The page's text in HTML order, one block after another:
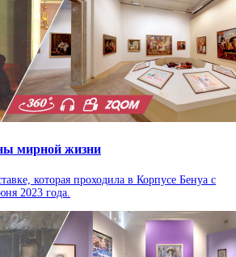
мирной жизни
которая проходила в Корпусе Бенуа с
2023 года.